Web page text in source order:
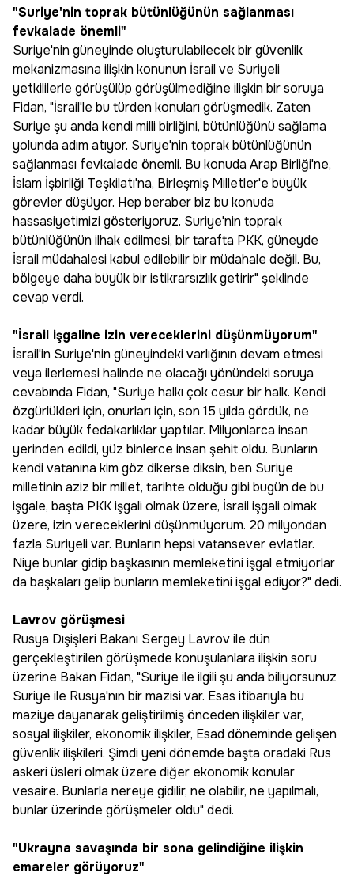
"Suriye'nin toprak bütünlüğünün sağlanması
fevkalade önemli"
Suriye'nin güneyinde oluşturulabilecek bir güvenlik
mekanizmasına ilişkin konunun İsrail ve Suriyeli
yetkililerle görüşülüp görüşülmediğine ilişkin bir soruya
Fidan, "İsrail'le bu türden konuları görüşmedik. Zaten
Suriye şu anda kendi milli birliğini, bütünlüğünü sağlama
yolunda adım atıyor. Suriye'nin toprak bütünlüğünün
sağlanması fevkalade önemli. Bu konuda Arap Birliği'ne,
İslam İşbirliği Teşkilatı'na, Birleşmiş Milletler'e büyük
görevler düşüyor. Hep beraber biz bu konuda
hassasiyetimizi gösteriyoruz. Suriye'nin toprak
bütünlüğünün ilhak edilmesi, bir tarafta PKK, güneyde
İsrail müdahalesi kabul edilebilir bir müdahale değil. Bu,
bölgeye daha büyük bir istikrarsızlık getirir" şeklinde
cevap verdi.
"İsrail işgaline izin vereceklerini düşünmüyorum"
İsrail'in Suriye'nin güneyindeki varlığının devam etmesi
veya ilerlemesi halinde ne olacağı yönündeki soruya
cevabında Fidan, "Suriye halkı çok cesur bir halk. Kendi
özgürlükleri için, onurları için, son 15 yılda gördük, ne
kadar büyük fedakarlıklar yaptılar. Milyonlarca insan
yerinden edildi, yüz binlerce insan şehit oldu. Bunların
kendi vatanına kim göz dikerse diksin, ben Suriye
milletinin aziz bir millet, tarihte olduğu gibi bugün de bu
işgale, başta PKK işgali olmak üzere, İsrail işgali olmak
üzere, izin vereceklerini düşünmüyorum. 20 milyondan
fazla Suriyeli var. Bunların hepsi vatansever evlatlar.
Niye bunlar gidip başkasının memleketini işgal etmiyorlar
da başkaları gelip bunların memleketini işgal ediyor?" dedi.
Lavrov görüşmesi
Rusya Dışişleri Bakanı Sergey Lavrov ile dün
gerçekleştirilen görüşmede konuşulanlara ilişkin soru
üzerine Bakan Fidan, "Suriye ile ilgili şu anda biliyorsunuz
Suriye ile Rusya'nın bir mazisi var. Esas itibarıyla bu
maziye dayanarak geliştirilmiş önceden ilişkiler var,
sosyal ilişkiler, ekonomik ilişkiler, Esad döneminde gelişen
güvenlik ilişkileri. Şimdi yeni dönemde başta oradaki Rus
askeri üsleri olmak üzere diğer ekonomik konular
vesaire. Bunlarla nereye gidilir, ne olabilir, ne yapılmalı,
bunlar üzerinde görüşmeler oldu" dedi.
"Ukrayna savaşında bir sona gelindiğine ilişkin
emareler görüyoruz"